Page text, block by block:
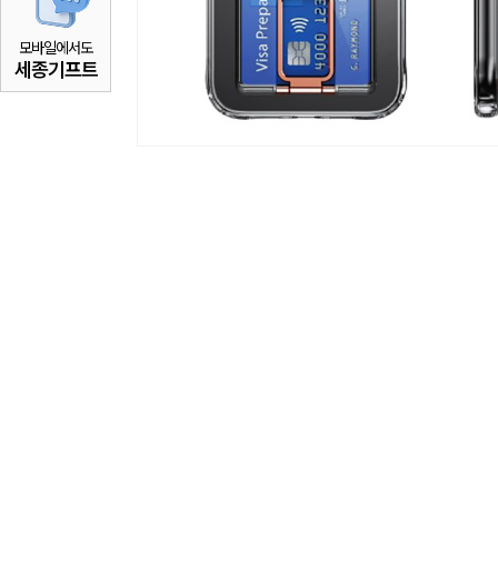
모바일에서도
세종기프트